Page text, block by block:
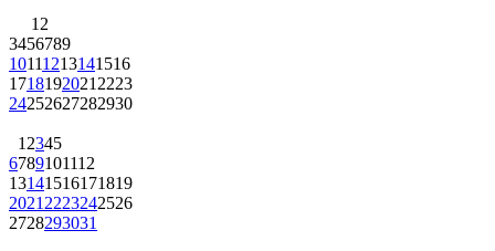
1 2
3456789
10111213141516
1718192021 2223
24252627282930
1 2345
6789101112
13141516171819
2021 2223242526
2728293031